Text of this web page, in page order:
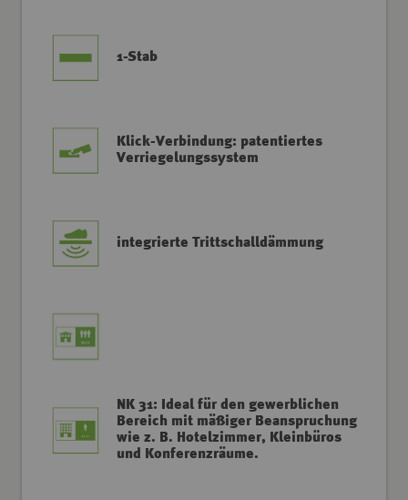
1-Stab
Klick-Verbindung: patentiertes
Verriegelungssystem
integrierte Trittschalldämmung
NK 31: Ideal für den gewerblichen
Bereich mit mäßiger Beanspruchung
wie z. B. Hotelzimmer, Kleinbüros
und Konferenzräume.